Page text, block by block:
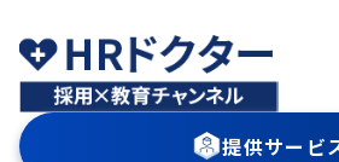
提供サービ